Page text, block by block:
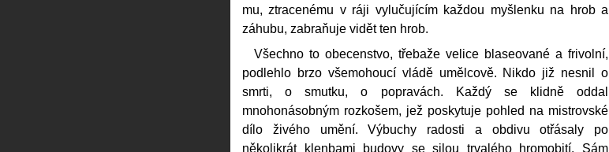
mu, ztracenému v ráji vylučujícím každou myšlenku na hrob a
záhubu, zabraňuje vidět ten hrob.
Všechno to obecenstvo, třebaže velice blaseované a frivolní,
podlehlo brzo všemohoucí vládě umělcově. Nikdo již nesnil o
smrti, o smutku, o popravách. Každý se klidně oddal
mnohonásobným rozkošem, jež poskytuje pohled na mistrovské
dílo živého umění. Výbuchy radosti a obdivu otřásaly po
několikrát klenbami budovy se silou trvalého hromobití. Sám